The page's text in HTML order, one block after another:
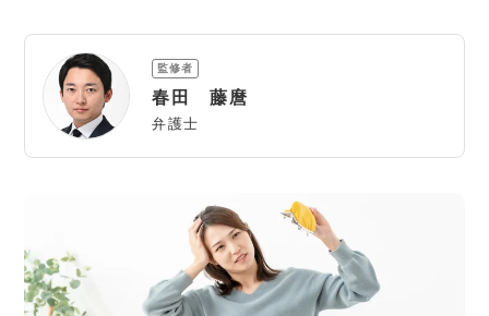
刑事事件
債務整理
遺産相続
AI Search Premium
掲載をご検討の弁護士の方へ
監修者
春田 藤麿
弁護士